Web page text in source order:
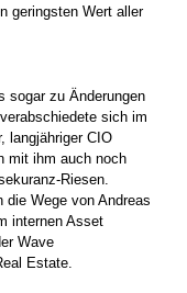
geringsten Wert aller
sogar zu Änderungen
sich im
langjähriger CIO
mit ihm auch noch
Riesen.
die Wege von Andreas
internen Asset
Wave
Estate.